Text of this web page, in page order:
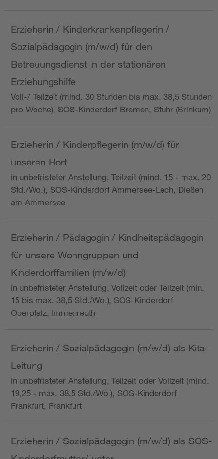
Erzieherin / Kinderkrankenpflegerin /
Sozialpädagogin (m/w/d) für den
Betreuungsdienst in der stationären
Erziehungshilfe
Voll-/ Teilzeit (mind. 30 Stunden bis max. 38,5 Stunden
pro Woche), SOS-Kinderdorf Bremen, Stuhr (Brinkum)
Erzieherin / Kinderpflegerin (m/w/d) für
unseren Hort
in unbefristeter Anstellung, Teilzeit (mind. 15 - max. 20
Std./Wo.), SOS-Kinderdorf Ammersee-Lech, Dießen
am Ammersee
Erzieherin / Pädagogin / Kindheitspädagogin
für unsere Wohngruppen und
Kinderdorffamilien (m/w/d)
in unbefristeter Anstellung, Vollzeit oder Teilzeit (min.
15 bis max. 38,5 Std./Wo.), SOS-Kinderdorf
Oberpfalz, Immenreuth
Erzieherin / Sozialpädagogin (m/w/d) als Kita-
Leitung
in unbefristeter Anstellung, Teilzeit oder Vollzeit (mind.
19,25 - max. 38,5 Std./Wo.), SOS-Kinderdorf
Frankfurt, Frankfurt
Erzieherin / Sozialpädagogin (m/w/d) als SOS-